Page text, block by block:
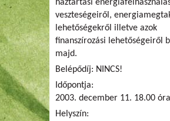
háztartási
veszteségeiről,
lehetőségekről illetve azok
finanszírozási lehetőségeiről
majd.
Belépődíj: NINCS!
Időpontja:
2003. december 11. 18.00 óra
Helyszín: